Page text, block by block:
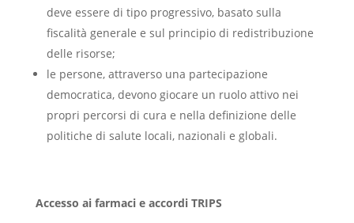
deve essere di tipo progressivo, basato sulla
fiscalità generale e sul principio di redistribuzione
delle risorse;
le persone, attraverso una partecipazione
democratica, devono giocare un ruolo attivo nei
propri percorsi di cura e nella definizione delle
politiche di salute locali, nazionali e globali.
Accesso ai farmaci e accordi TRIPS